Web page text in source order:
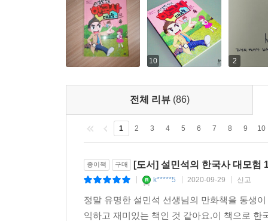
10 2
전체 리뷰 (86)
1 2 3 4 5 6 7 8 9 10
종이책 구매 [도서] 설민석의 한국사 대모험
k*****5 2020-09-29 신고
정말 유명한 설민석 선생님의 만화책을 동생
익하고 재미있는 책인 것 같아요.이 책으로